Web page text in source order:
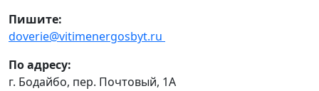
Пишите:
doverie@vitimenergosbyt.ru
По адресу:
г. Бодайбо, пер. Почтовый, 1А